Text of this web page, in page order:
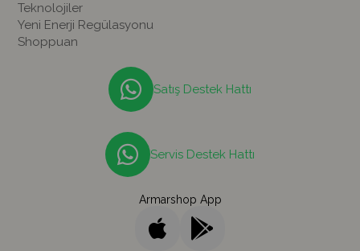
Teknolojiler
Yeni Enerji Regülasyonu
Shoppuan
Satış Destek Hattı
Servis Destek Hattı
Armarshop App